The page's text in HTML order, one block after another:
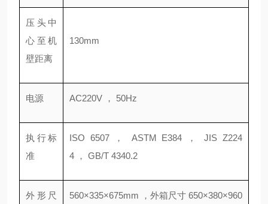
压头中
心至机
壁距离
130mm
电源 AC220V ， 50Hz
执行标
准
ISO 6507 ， ASTM E384 ， JIS Z224
4 ， GB/T 4340.2
外形尺
560×335×675mm ，外箱尺寸 650×380×960